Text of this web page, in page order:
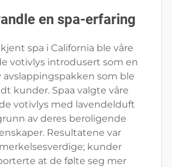
en spa-erfaring
spa i California ble våre
votivlys introdusert som en
avslappingspakken som ble
kunder. Spaa valgte våre
votivlys med lavendelduft
av deres beroligende
Resultatene var
kunder
at de følte seg mer